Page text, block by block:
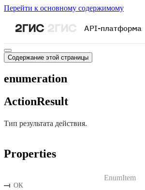
Перейти к основному содержимому
API-платформа
Содержание этой страницы
enumeration
ActionResult
Тип результата действия.
Properties
OK
EnumItem